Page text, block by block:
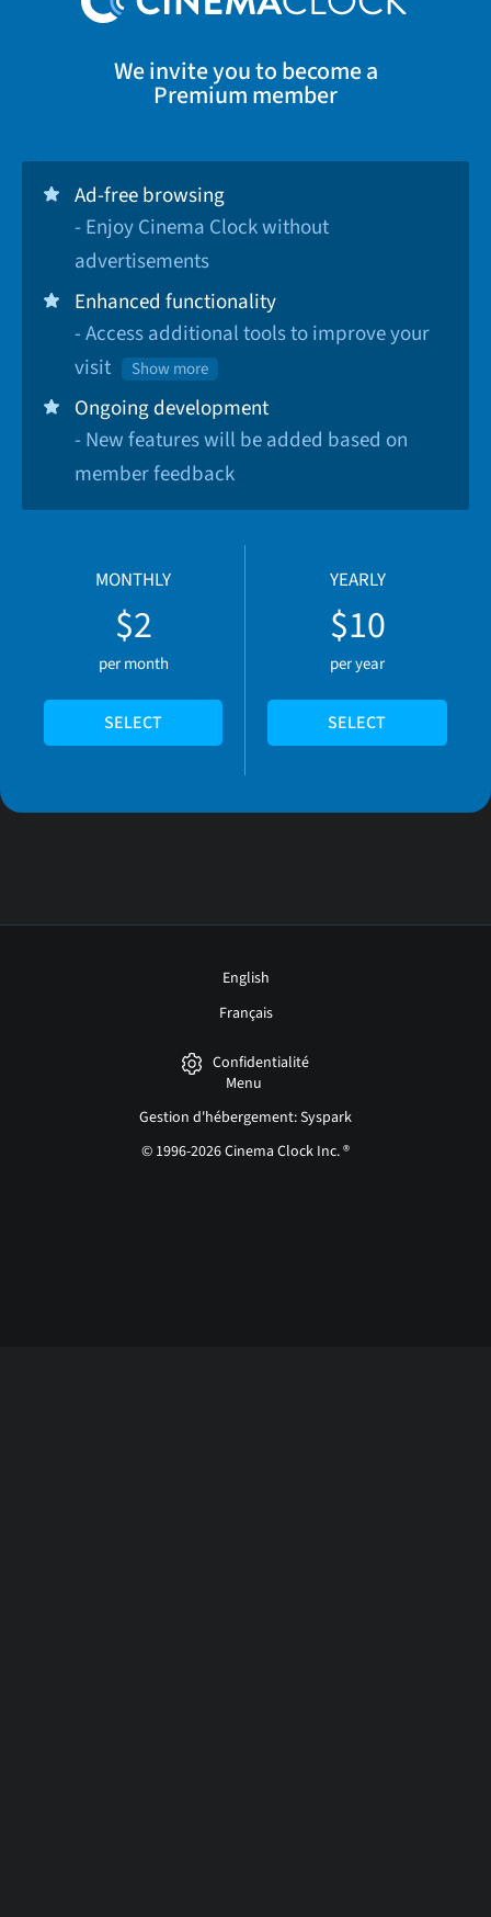
We invite you to become a
Premium member
Ad-free browsing
- Enjoy Cinema Clock without
advertisements
Enhanced functionality
- Access additional tools to improve your
visit
Show more
Ongoing development
- New features will be added based on
member feedback
MONTHLY
$2
per month
SELECT
YEARLY
$10
per year
SELECT
English
Français
Confidentialité
Menu
Gestion d'hébergement: Syspark
© 1996-2026 Cinema Clock Inc. ®